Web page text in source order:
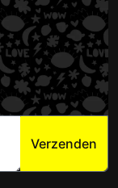
Verzenden